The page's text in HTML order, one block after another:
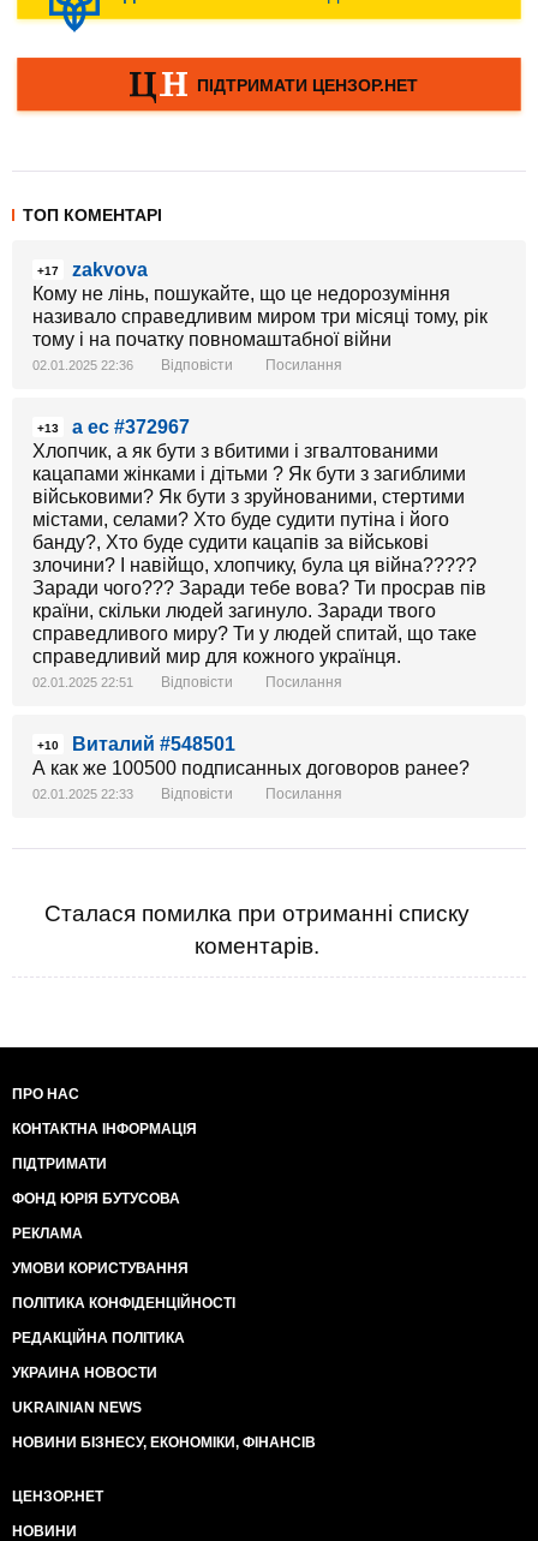
ТОП КОМЕНТАРІ
+17
zakvova
Кому не лінь, пошукайте, що це недорозуміння
називало справедливим миром три місяці тому, рік
тому і на початку повномаштабної війни
02.01.2025 22:36 Відповісти Посилання
+13
а ес #372967
Хлопчик, а як бути з вбитими і згвалтованими
кацапами жінками і дітьми ? Як бути з загиблими
військовими? Як бути з зруйнованими, стертими
містами, селами? Хто буде судити путіна і його
банду?, Хто буде судити кацапів за військові
злочини? І навійщо, хлопчику, була ця війна?????
Заради чого??? Заради тебе вова? Ти просрав пів
країни, скільки людей загинуло. Заради твого
справедливого миру? Ти у людей спитай, що таке
справедливий мир для кожного українця.
02.01.2025 22:51 Відповісти Посилання
+10
Виталий #548501
А как же 100500 подписанных договоров ранее?
02.01.2025 22:33 Відповісти Посилання
Сталася помилка при отриманні списку
коментарів.
ПРО НАС
КОНТАКТНА ІНФОРМАЦІЯ
ПІДТРИМАТИ
ФОНД ЮРІЯ БУТУСОВА
РЕКЛАМА
УМОВИ КОРИСТУВАННЯ
ПОЛІТИКА КОНФІДЕНЦІЙНОСТІ
РЕДАКЦІЙНА ПОЛІТИКА
УКРАИНА НОВОСТИ
UKRAINIAN NEWS
НОВИНИ БІЗНЕСУ, ЕКОНОМІКИ, ФІНАНСІВ
ЦЕНЗОР.НЕТ
НОВИНИ